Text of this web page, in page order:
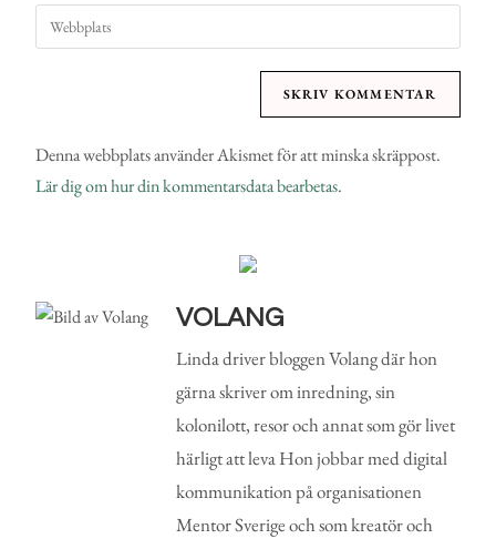
Denna webbplats använder Akismet för att minska skräppost.
Lär dig om hur din kommentarsdata bearbetas.
VOLANG
Linda driver bloggen Volang där hon
gärna skriver om inredning, sin
kolonilott, resor och annat som gör livet
härligt att leva Hon jobbar med digital
kommunikation på organisationen
Mentor Sverige och som kreatör och